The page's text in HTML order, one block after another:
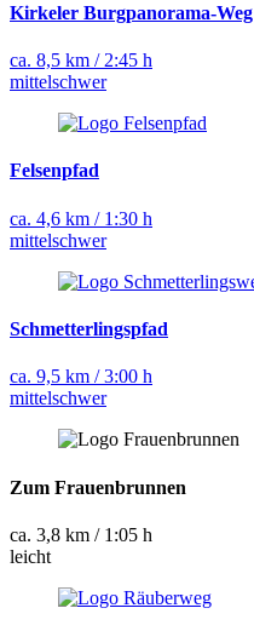
Kirkeler Burgpanorama-Weg
ca. 8,5 km / 2:45 h
mittelschwer
Felsenpfad
ca. 4,6 km / 1:30 h
mittelschwer
Schmetterlingspfad
ca. 9,5 km / 3:00 h
mittelschwer
Zum Frauenbrunnen
ca. 3,8 km / 1:05 h
leicht